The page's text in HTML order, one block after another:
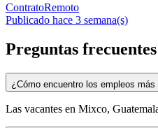
ContratoRemoto
Publicado hace 3 semana(s)
Preguntas frecuentes
¿Cómo encuentro los empleos
Las vacantes en Mixco,